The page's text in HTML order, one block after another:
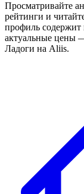
Просматривайте
рейтинги и
профиль содержит
актуальные цены
Ладоги на Aliis.